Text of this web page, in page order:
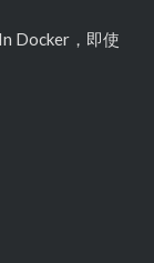
Docker，即使